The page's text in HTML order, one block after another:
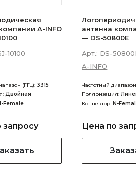
A-INFO
10100
(ГГц): 3315
Двойная
Female
запросу
антенна
— DS-50800E
Арт.: DS-
A-INFO
Частотный диапазон
Поляризация:
Коннектор:N-
Цена по